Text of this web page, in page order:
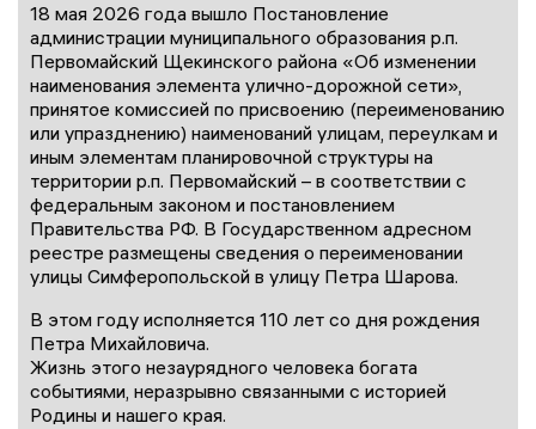
18 мая 2026 года вышло Постановление
администрации муниципального образования р.п.
Первомайский Щекинского района «Об изменении
наименования элемента улично-дорожной сети»,
принятое комиссией по присвоению (переименованию
или упразднению) наименований улицам, переулкам и
иным элементам планировочной структуры на
территории р.п. Первомайский – в соответствии с
федеральным законом и постановлением
Правительства РФ. В Государственном адресном
реестре размещены сведения о переименовании
улицы Симферопольской в улицу Петра Шарова.
В этом году исполняется 110 лет со дня рождения
Петра Михайловича.
Жизнь этого незаурядного человека богата
событиями, неразрывно связанными с историей
Родины и нашего края.